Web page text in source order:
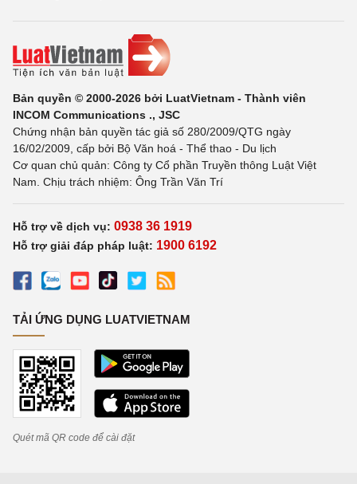
Bản quyền © 2000-2026 bởi LuatVietnam - Thành viên
INCOM Communications ., JSC
Chứng nhận bản quyền tác giả số 280/2009/QTG ngày
16/02/2009, cấp bởi Bộ Văn hoá - Thể thao - Du lịch
Cơ quan chủ quản: Công ty Cổ phần Truyền thông Luật Việt
Nam. Chịu trách nhiệm: Ông Trần Văn Trí
Hỗ trợ về dịch vụ: 0938 36 1919
Hỗ trợ giải đáp pháp luật: 1900 6192
TẢI ỨNG DỤNG LUATVIETNAM
Quét mã QR code để cài đặt